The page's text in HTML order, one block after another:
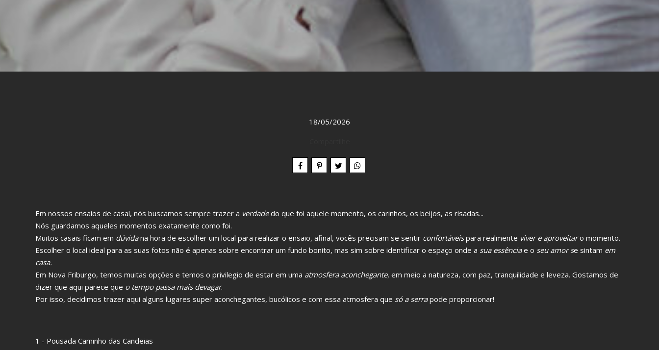
18/05/2026
Em nossos ensaios de casal, nós buscamos sempre trazer a verdadedo que foi aquele momento, os carinhos, os beijos, as risadas...
Nós guardamos aqueles momentos exatamente como foi.
Muitos casais ficam em dúvidana hora de escolher um local para realizar o ensaio, afinal, vocês precisam se sentir confortáveispara realmente viver e aproveitaro momento.
Escolher o local ideal para as suas fotos não é apenas sobre encontrar um fundo bonito, mas sim sobre identificar o espaço onde a sua essênciae o seu amor se sintam em
casa.
Em Nova Friburgo, temos muitas opções e temos o privilegio de estar em uma atmosfera aconchegante, em meio a natureza, com paz, tranquilidade e leveza. Gostamos de
dizer que aqui parece que o tempo passa mais devagar.
Por isso, decidimos trazer aqui alguns lugares super aconchegantes, bucólicos e com essa atmosfera que só a serrapode proporcionar!
1 - Pousada Caminho das Candeias